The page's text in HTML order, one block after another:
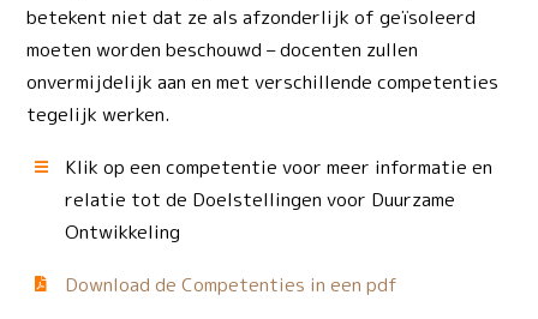
betekent niet dat ze als afzonderlijk of geïsoleerd
moeten worden beschouwd – docenten zullen
onvermijdelijk aan en met verschillende competenties
tegelijk werken.
Klik op een competentie voor meer informatie en
relatie tot de Doelstellingen voor Duurzame
Ontwikkeling
Download de Competenties in een pdf